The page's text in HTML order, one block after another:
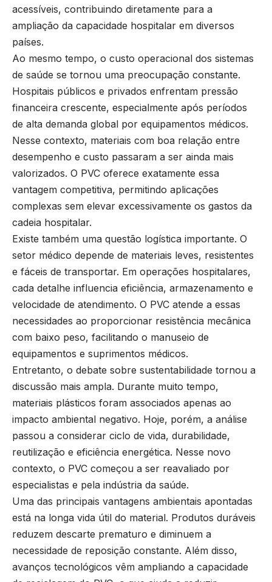
acessíveis, contribuindo diretamente para a
ampliação da capacidade hospitalar em diversos
países.
Ao mesmo tempo, o custo operacional dos sistemas
de saúde se tornou uma preocupação constante.
Hospitais públicos e privados enfrentam pressão
financeira crescente, especialmente após períodos
de alta demanda global por equipamentos médicos.
Nesse contexto, materiais com boa relação entre
desempenho e custo passaram a ser ainda mais
valorizados. O PVC oferece exatamente essa
vantagem competitiva, permitindo aplicações
complexas sem elevar excessivamente os gastos da
cadeia hospitalar.
Existe também uma questão logística importante. O
setor médico depende de materiais leves, resistentes
e fáceis de transportar. Em operações hospitalares,
cada detalhe influencia eficiência, armazenamento e
velocidade de atendimento. O PVC atende a essas
necessidades ao proporcionar resistência mecânica
com baixo peso, facilitando o manuseio de
equipamentos e suprimentos médicos.
Entretanto, o debate sobre sustentabilidade tornou a
discussão mais ampla. Durante muito tempo,
materiais plásticos foram associados apenas ao
impacto ambiental negativo. Hoje, porém, a análise
passou a considerar ciclo de vida, durabilidade,
reutilização e eficiência energética. Nesse novo
contexto, o PVC começou a ser reavaliado por
especialistas e pela indústria da saúde.
Uma das principais vantagens ambientais apontadas
está na longa vida útil do material. Produtos duráveis
reduzem descarte prematuro e diminuem a
necessidade de reposição constante. Além disso,
avanços tecnológicos vêm ampliando a capacidade